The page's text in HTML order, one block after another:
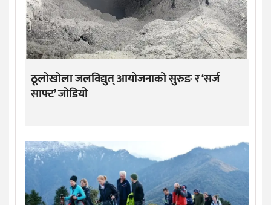
ठूलोखोला जलविद्युत् आयोजनाको सुरुङ र ‘सर्ज
साफ्ट’ जोडियो